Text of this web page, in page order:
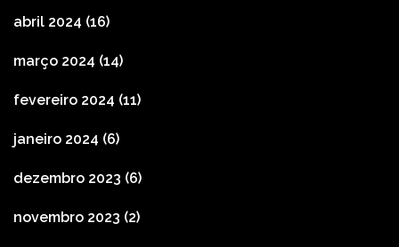
abril 2024 (16)
março 2024 (14)
fevereiro 2024 (11)
janeiro 2024 (6)
dezembro 2023 (6)
novembro 2023 (2)